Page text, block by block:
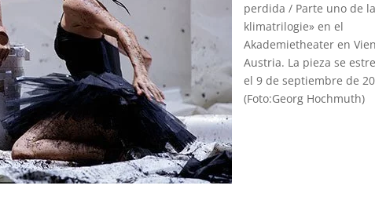
perdida / Parte uno de la
klimatrilogie» en el
Akademietheater en
Austria. La pieza se
el 9 de septiembre de
(Foto:Georg Hochmuth)